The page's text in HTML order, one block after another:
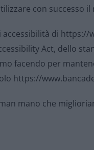
con successo
di https://
Act, dello
facendo per
https://
mano che